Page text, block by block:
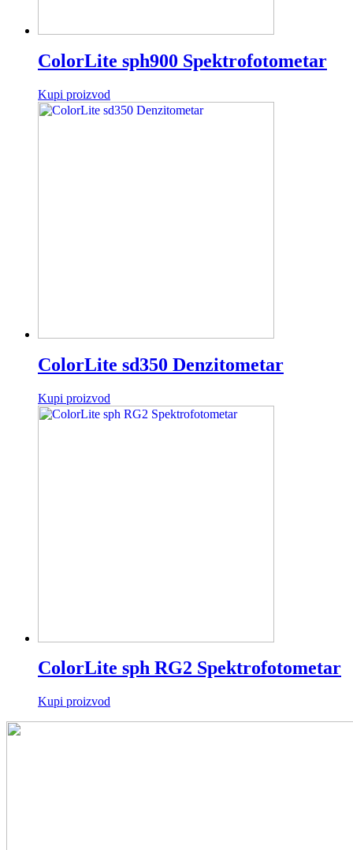
ColorLite sph900 Spektrofotometar
Kupi proizvod
ColorLite sd350 Denzitometar
Kupi proizvod
ColorLite sph RG2 Spektrofotometar
Kupi proizvod